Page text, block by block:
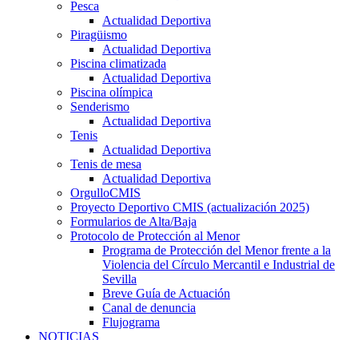
Pesca
Actualidad Deportiva
Piragüismo
Actualidad Deportiva
Piscina climatizada
Actualidad Deportiva
Piscina olímpica
Senderismo
Actualidad Deportiva
Tenis
Actualidad Deportiva
Tenis de mesa
Actualidad Deportiva
OrgulloCMIS
Proyecto Deportivo CMIS (actualización 2025)
Formularios de Alta/Baja
Protocolo de Protección al Menor
Programa de Protección del Menor frente a la
Violencia del Círculo Mercantil e Industrial de
Sevilla
Breve Guía de Actuación
Canal de denuncia
Flujograma
NOTICIAS